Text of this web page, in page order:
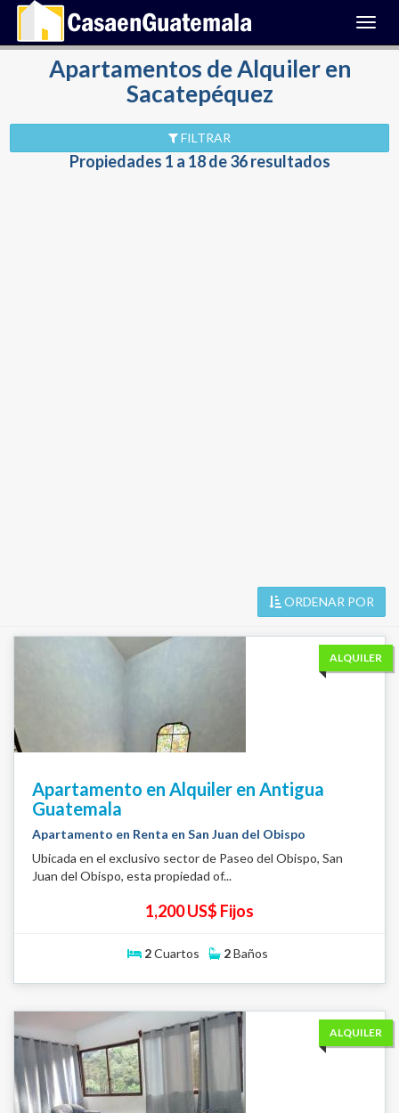
Apartamentos de Alquiler en
Sacatepéquez
FILTRAR
Propiedades 1 a 18 de 36 resultados
ORDENAR POR
ALQUILER
Apartamento en Alquiler en Antigua
Guatemala
Apartamento en Renta en San Juan del Obispo
Ubicada en el exclusivo sector de Paseo del Obispo, San
Juan del Obispo, esta propiedad of...
1,200 US$ Fijos
2Cuartos 2Baños
ALQUILER